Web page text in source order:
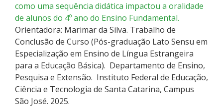
como uma sequência didática impactou a oralidade
de alunos do 4º ano do Ensino Fundamental.
Orientadora: Marimar da Silva. Trabalho de
Conclusão de Curso (Pós-graduação Lato Sensu em
Especialização em Ensino de Língua Estrangeira
para a Educação Básica). Departamento de Ensino,
Pesquisa e Extensão. Instituto Federal de Educação,
Ciência e Tecnologia de Santa Catarina, Campus
São José. 2025.